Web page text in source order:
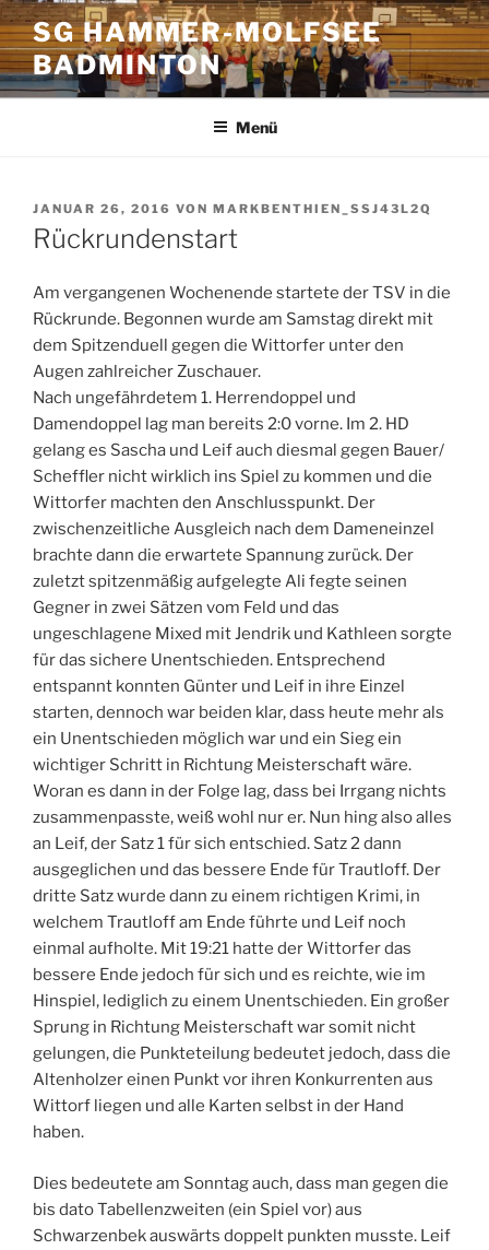
Zum
Inhalt
springen
SG HAMMER-MOLFSEE
BADMINTON
Menü
VERÖFFENTLICHT
AM
JANUAR 26, 2016 VON MARKBENTHIEN_SSJ43L2Q
Rückrundenstart
Am vergangenen Wochenende startete der TSV in die
Rückrunde. Begonnen wurde am Samstag direkt mit
dem Spitzenduell gegen die Wittorfer unter den
Augen zahlreicher Zuschauer.
Nach ungefährdetem 1. Herrendoppel und
Damendoppel lag man bereits 2:0 vorne. Im 2. HD
gelang es Sascha und Leif auch diesmal gegen Bauer/
Scheffler nicht wirklich ins Spiel zu kommen und die
Wittorfer machten den Anschlusspunkt. Der
zwischenzeitliche Ausgleich nach dem Dameneinzel
brachte dann die erwartete Spannung zurück. Der
zuletzt spitzenmäßig aufgelegte Ali fegte seinen
Gegner in zwei Sätzen vom Feld und das
ungeschlagene Mixed mit Jendrik und Kathleen sorgte
für das sichere Unentschieden. Entsprechend
entspannt konnten Günter und Leif in ihre Einzel
starten, dennoch war beiden klar, dass heute mehr als
ein Unentschieden möglich war und ein Sieg ein
wichtiger Schritt in Richtung Meisterschaft wäre.
Woran es dann in der Folge lag, dass bei Irrgang nichts
zusammenpasste, weiß wohl nur er. Nun hing also alles
an Leif, der Satz 1 für sich entschied. Satz 2 dann
ausgeglichen und das bessere Ende für Trautloff. Der
dritte Satz wurde dann zu einem richtigen Krimi, in
welchem Trautloff am Ende führte und Leif noch
einmal aufholte. Mit 19:21 hatte der Wittorfer das
bessere Ende jedoch für sich und es reichte, wie im
Hinspiel, lediglich zu einem Unentschieden. Ein großer
Sprung in Richtung Meisterschaft war somit nicht
gelungen, die Punkteteilung bedeutet jedoch, dass die
Altenholzer einen Punkt vor ihren Konkurrenten aus
Wittorf liegen und alle Karten selbst in der Hand
haben.
Dies bedeutete am Sonntag auch, dass man gegen die
bis dato Tabellenzweiten (ein Spiel vor) aus
Schwarzenbek auswärts doppelt punkten musste. Leif